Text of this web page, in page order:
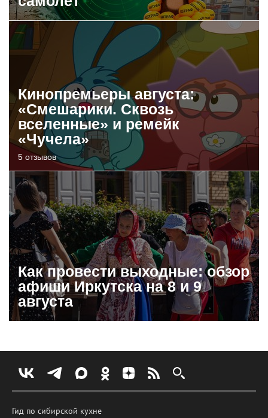
Кинопремьеры августа:
«Смешарики. Сквозь
вселенные» и ремейк
«Чучела»
5 отзывов
Как провести выходные: обзор
афиши Иркутска на 8 и 9
августа
Гид по сибирской кухне